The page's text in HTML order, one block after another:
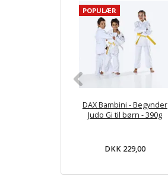
POPULÆR
DAX Bambini - Begynder
Judo Gi til børn - 390g
DKK 229,00